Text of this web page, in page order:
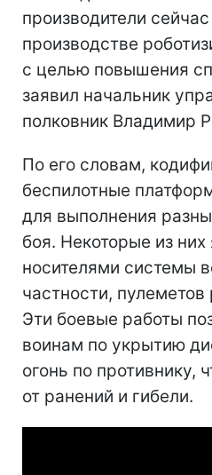
производители
производстве
с целью повышения
заявил начальник
полковник Владимир
По его словам,
беспилотные
для выполнения
боя. Некоторые из них
носителями системы
частности,
Эти боевые работы
воинам по укрытию
огонь по противнику,
от ранений и гибели.